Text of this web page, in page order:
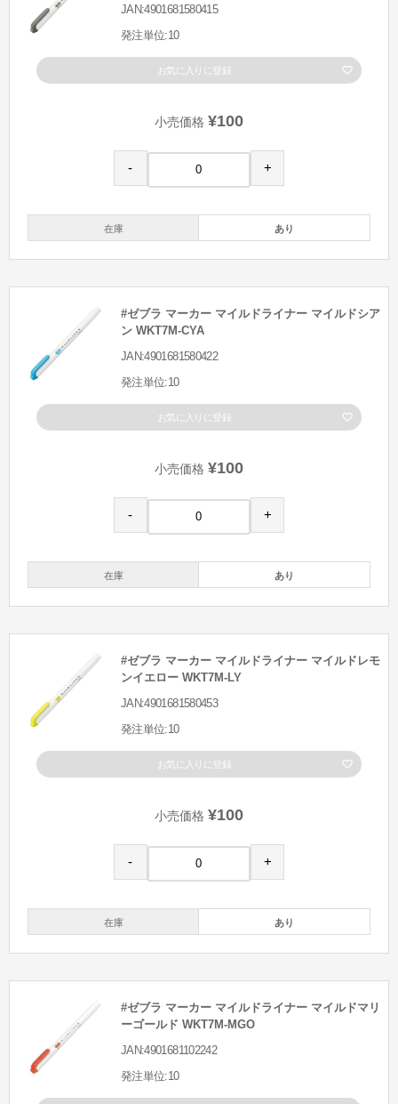
JAN:4901681580415
発注単位:10
お気に入りに登録
小売価格 ¥100
- +
在庫 あり
#ゼブラ マーカー マイルドライナー マイルドシア
ン WKT7M-CYA
JAN:4901681580422
発注単位:10
お気に入りに登録
小売価格 ¥100
- +
在庫 あり
#ゼブラ マーカー マイルドライナー マイルドレモ
ンイエロー WKT7M-LY
JAN:4901681580453
発注単位:10
お気に入りに登録
小売価格 ¥100
- +
在庫 あり
#ゼブラ マーカー マイルドライナー マイルドマリ
ーゴールド WKT7M-MGO
JAN:4901681102242
発注単位:10